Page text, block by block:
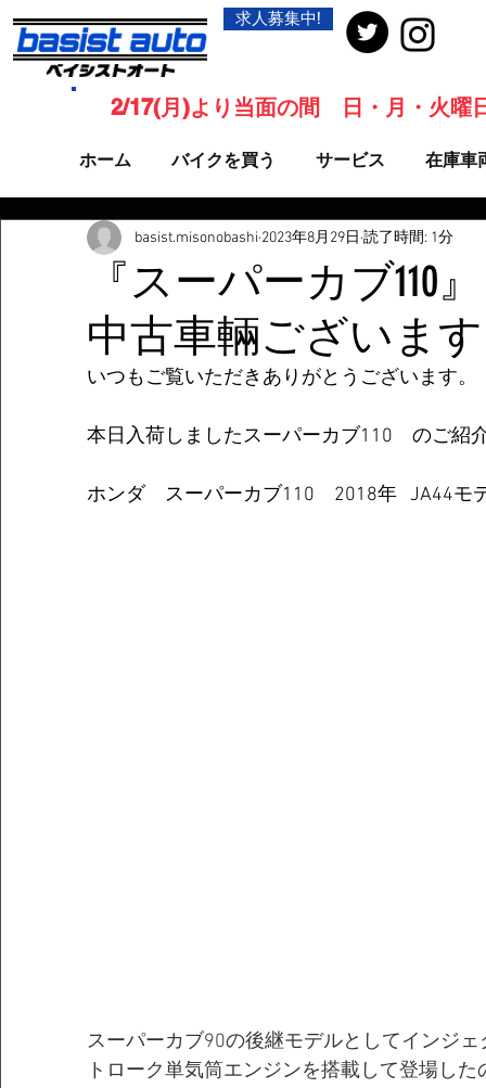
求人募集中!
ホーム バイクを買う サービス 在庫車
2/17(月)より当面の間 日・月・火曜
『スーパーカブ110
中古車輛ございま
basist.misonobashi 2023年8月29日 読了時間: 1分
いつもご覧いただきありがとうございます。
本日入荷しましたスーパーカブ110　のご紹
ホンダ　スーパーカブ110　2018年   JA44モ
スーパーカブ90の後継モデルとしてインジ
トローク単気筒エンジンを搭載して登場し